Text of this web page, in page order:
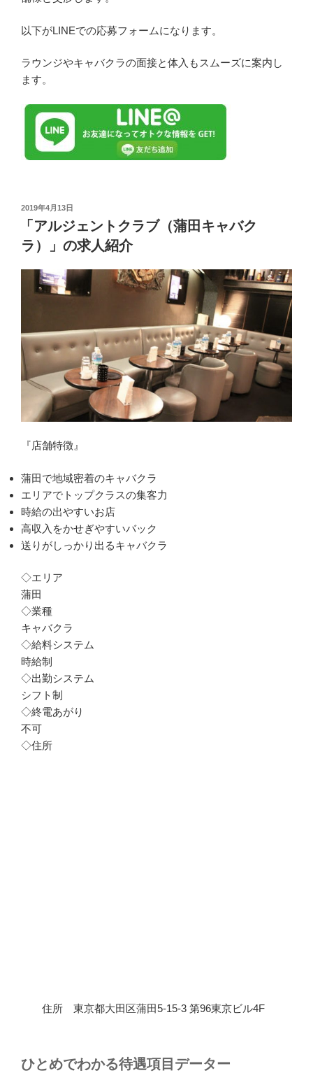
以下がLINEでの応募フォームになります。
ラウンジやキャバクラの面接と体入もスムーズに案内し
ます。
投
稿
2019年4月13日
「アルジェントクラブ（蒲田キャバク
ラ）」の求人紹介
『店舗特徴』
蒲田で地域密着のキャバクラ
エリアでトップクラスの集客力
時給の出やすいお店
高収入をかせぎやすいバック
送りがしっかり出るキャバクラ
◇エリア
蒲田
◇業種
キャバクラ
◇給料システム
時給制
◇出勤システム
シフト制
◇終電あがり
不可
◇住所
住所 東京都大田区蒲田5-15-3 第96東京ビル4F
ひとめでわかる待遇項目データー